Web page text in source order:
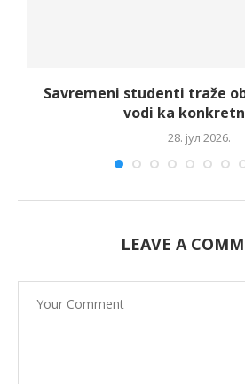
Savremeni studenti traže
vodi ka
28. јул 2026.
LEAVE A